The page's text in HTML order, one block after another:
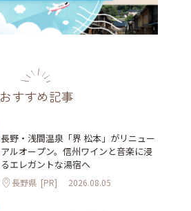
おすすめ記事
長野・浅間温泉「界 松本」がリニュー
アルオープン。信州ワインと音楽に浸
るエレガントな湯宿へ
長野県 [PR] 2026.08.05